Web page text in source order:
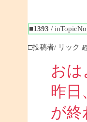
■1393 /
□投稿者/ リック
お
昨日
が終